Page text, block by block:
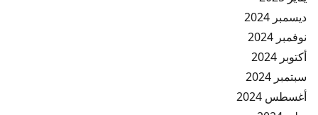
ديسمبر 2024
نوفمبر 2024
أكتوبر 2024
سبتمبر 2024
أغسطس 2024